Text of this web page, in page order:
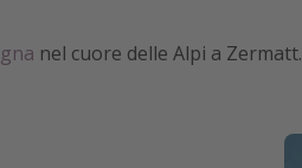
nel cuore delle Alpi a Zermatt.